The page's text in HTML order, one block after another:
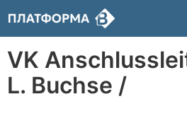
VK
L. Buchse /